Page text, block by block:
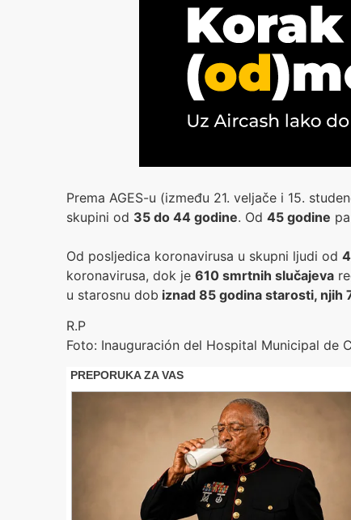
Prema AGES-u (između 21. veljače i 15.
skupini od 35 do 44 godine. Od 45 godine
Od posljedica koronavirusa u skupni ljudi od
koronavirusa, dok je 610 smrtnih slučajeva
u starosnu dob iznad 85 godina starosti, njih
R.P
Foto: Inauguración del Hospital Municipal de